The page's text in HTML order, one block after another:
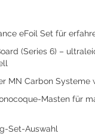
eFoil Set für
(Series 6) –
MN Carbon Systeme
Masten für
Set-Auswahl